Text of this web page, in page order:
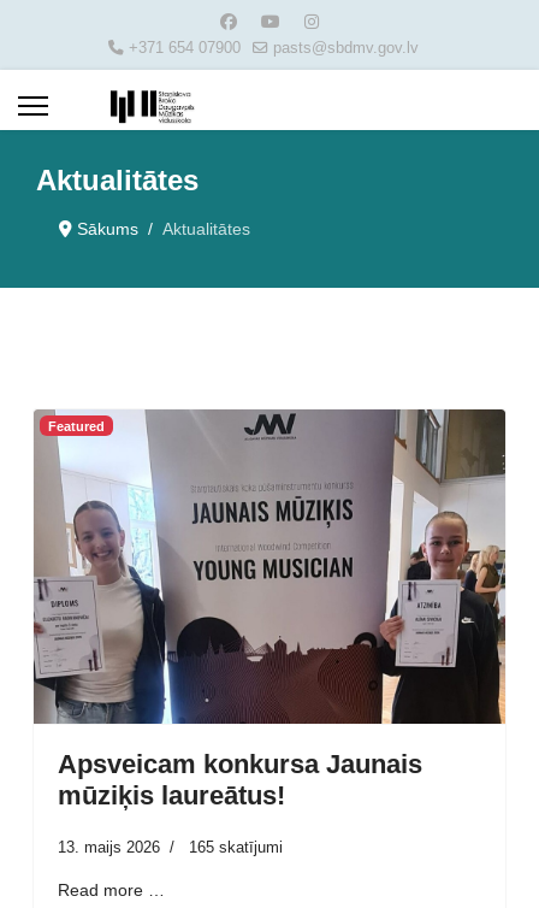
+371 654 07900 pasts@sbdmv.gov.lv
Aktualitātes
Sākums Aktualitātes
Featured
Apsveicam konkursa Jaunais
mūziķis laureātus!
13. maijs 2026 165 skatījumi
Read more …